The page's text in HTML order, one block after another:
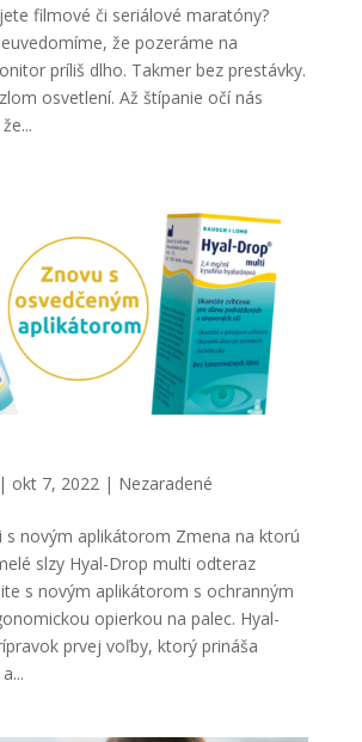
filmové či seriálové maratóny?
že pozeráme na
príliš dlho. Takmer bez prestávky.
osvetlení. Až štípanie očí nás
| okt 7, 2022 | Nezaradené
s novým aplikátorom Zmena na ktorú
slzy Hyal-Drop multi odteraz
s novým aplikátorom s ochranným
opierkou na palec. Hyal-
prvej voľby, ktorý prináša